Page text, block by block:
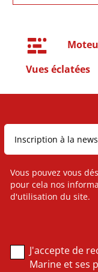
Vues éclatées
Vous pouvez vous
pour cela nos
d'utilisation du site.
J'accepte de
Marine et ses